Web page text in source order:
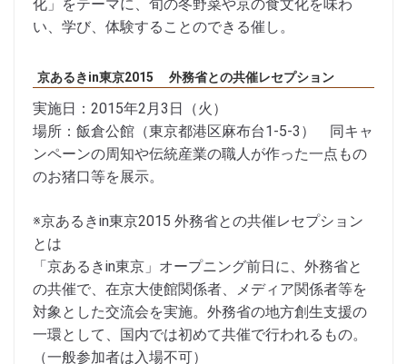
化」をテーマに、旬の冬野菜や京の食文化を味わ
い、学び、体験することのできる催し。
京あるきin東京2015 外務省との共催レセプション
実施日：2015年2月3日（火）
場所：飯倉公館（東京都港区麻布台1-5-3） 同キャ
ンペーンの周知や伝統産業の職人が作った一点もの
のお猪口等を展示。
※京あるきin東京2015 外務省との共催レセプション
とは
「京あるきin東京」オープニング前日に、外務省と
の共催で、在京大使館関係者、メディア関係者等を
対象とした交流会を実施。外務省の地方創生支援の
一環として、国内では初めて共催で行われるもの。
（一般参加者は入場不可）